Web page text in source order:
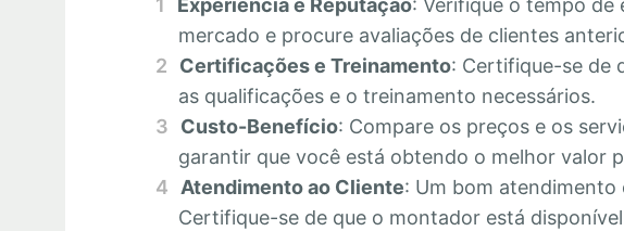
Experiência e Reputação: Verifique o tempo de
mercado e procure avaliações de clientes
Certificações e Treinamento: Certifique-se de
as qualificações e o treinamento necessários.
Custo-Benefício: Compare os preços e os
garantir que você está obtendo o melhor valor
Atendimento ao Cliente: Um bom atendimento
Certifique-se de que o montador está